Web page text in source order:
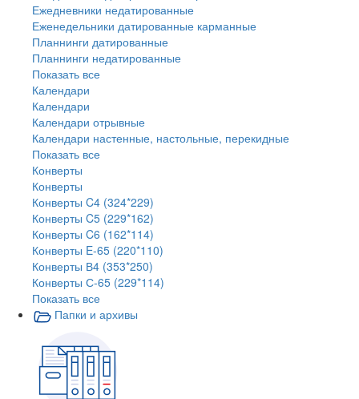
Ежедневники недатированные
Еженедельники датированные карманные
Планнинги датированные
Планнинги недатированные
Показать все
Календари
Календари
Календари отрывные
Календари настенные, настольные, перекидные
Показать все
Конверты
Конверты
Конверты C4 (324*229)
Конверты C5 (229*162)
Конверты C6 (162*114)
Конверты E-65 (220*110)
Конверты В4 (353*250)
Конверты С-65 (229*114)
Показать все
Папки и архивы